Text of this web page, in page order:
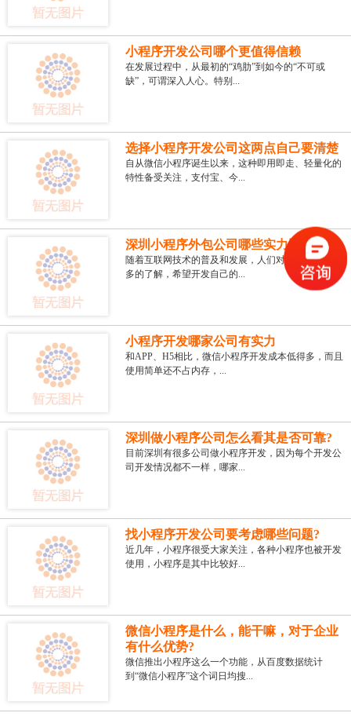
小程序开发公司哪个更值得信赖
在发展过程中，从最初的“鸡肋”到如今的“不可或
缺”，可谓深入人心。特别...
选择小程序开发公司这两点自己要清楚
自从微信小程序诞生以来，这种即用即走、轻量化的
特性备受关注，支付宝、今...
深圳小程序外包公司哪些实力比较强
随着互联网技术的普及和发展，人们对小程序有了更
多的了解，希望开发自己的...
小程序开发哪家公司有实力
和APP、H5相比，微信小程序开发成本低得多，而且
使用简单还不占内存，...
深圳做小程序公司怎么看其是否可靠?
目前深圳有很多公司做小程序开发，因为每个开发公
司开发情况都不一样，哪家...
找小程序开发公司要考虑哪些问题?
近几年，小程序很受大家关注，各种小程序也被开发
使用，小程序是其中比较好...
微信小程序是什么，能干嘛，对于企业
有什么优势?
微信推出小程序这么一个功能，从百度数据统计
到“微信小程序”这个词日均搜...